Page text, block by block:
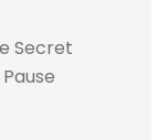
Secret